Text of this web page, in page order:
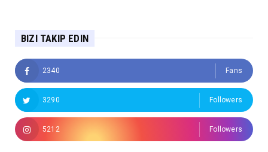
BIZI TAKIP EDIN
2340 Fans
3290 Followers
5212 Followers